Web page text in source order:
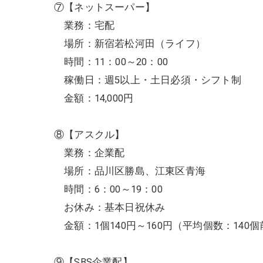
⑦【ネットスーパー】
業務：宅配
場所：新宿若松河田（ライフ）
時間：11：00～20：00
稼働日：週5以上・土日必須・シフト制
金額：14,000円
⑧【アスクル】
業務：企業配
場所：品川区勝島、江東区青海
時間：6：00～19：00
お休み：基本日祝休み
金額：1個140円～160円（平均個数：140個